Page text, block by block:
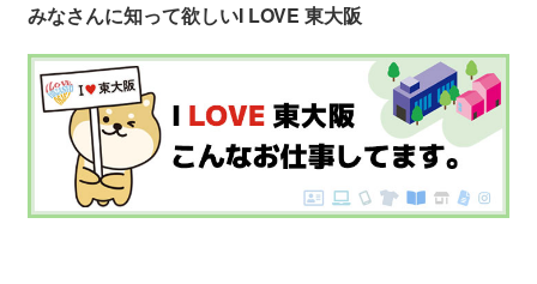
みなさんに知って欲しいI LOVE 東大阪